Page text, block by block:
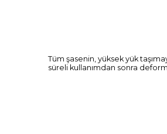
Tüm şasenin, yüksek yük
süreli kullanımdan sonra